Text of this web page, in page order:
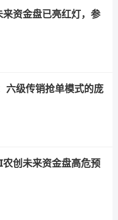
资金盘已亮红灯，参
六级传销抢单模式的庞
创未来资金盘高危预